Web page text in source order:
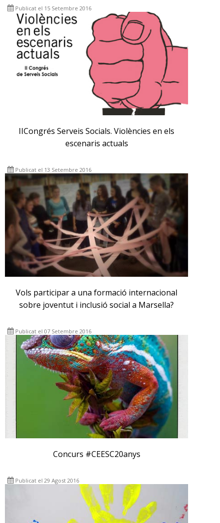
Publicat el 15 Setembre 2016
IICongrés Serveis Socials. Violències en els
escenaris actuals
Publicat el 13 Setembre 2016
Vols participar a una formació internacional
sobre joventut i inclusió social a Marsella?
Publicat el 07 Setembre 2016
Concurs #CEESC20anys
Publicat el 29 Agost 2016